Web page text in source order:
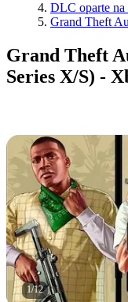
DLC oparte na
Grand Theft
Grand Theft
Series X/S) -
1/12